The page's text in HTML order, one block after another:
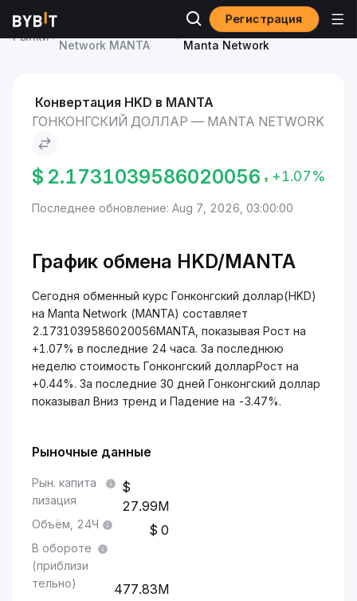
Регистрация
Рынки
Network MANTA
Гонконгский доллар to
Manta Network
Конвертация HKD в MANTA
ГОНКОНГСКИЙ ДОЛЛАР — MANTA NETWORK
$ 2.1731039586020056 +1.07%
Последнее обновление: Aug 7, 2026, 03:00:00
График обмена HKD/MANTA
Сегодня обменный курс Гонконгский доллар(HKD)
на Manta Network (MANTA) составляет
2.1731039586020056MANTA, показывая Рост на
+1.07% в последние 24 часа. За последнюю
неделю стоимость Гонконгский долларРост на
+0.44%. За последние 30 дней Гонконгский доллар
показывал Вниз тренд и Падение на -3.47%.
Рыночные данные
Рын. капита
лизация
27.99M
Объём, 24Ч 0
В обороте
(приблизи
тельно)
477.83M